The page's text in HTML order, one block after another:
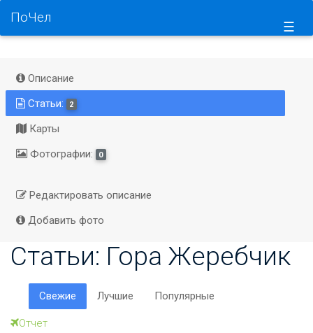
☰
ПоЧел
Описание
Статьи:
2
Карты
Фотографии:
0
Редактировать описание
Добавить фото
Статьи: Гора Жеребчик
Свежие Лучшие Популярные
Отчет